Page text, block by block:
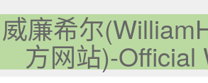
威廉希尔
方网站)-Official